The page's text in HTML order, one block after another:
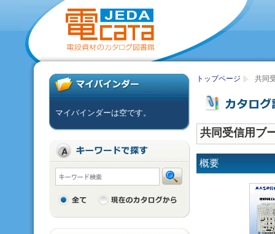
トップページ 共同
共同受信用ブ
概要
マイバインダーは空です。